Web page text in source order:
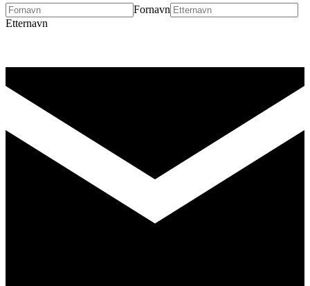
Fornavn
Etternavn